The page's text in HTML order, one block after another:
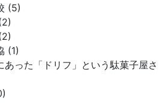
(5)
(1)
った「ドリフ」という駄菓子屋さ